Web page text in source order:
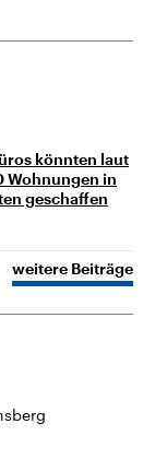
könnten laut
Wohnungen in
geschaffen
weitere Beiträge